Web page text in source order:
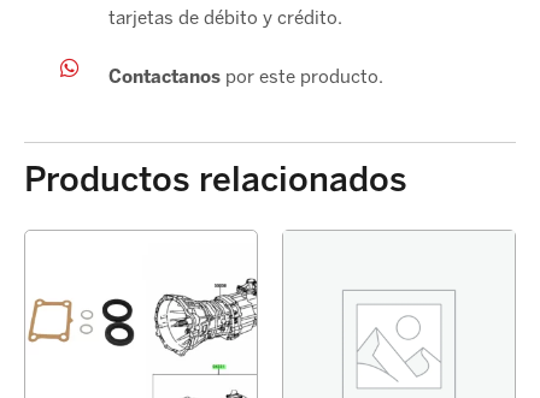
tarjetas de débito y crédito.
Contactanospor este producto.
Productos relacionados